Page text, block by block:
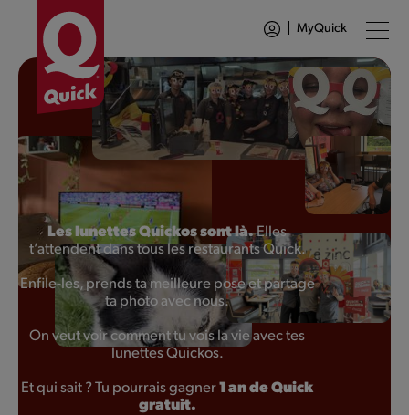
MyQuick
Les lunettes Quickos sont là.Elles
t’attendent dans tous les restaurants Quick.
Enfile-les, prends ta meilleure pose et partage
ta photo avec nous.
On veut voir comment tu vois la vie avec tes
lunettes Quickos.
Et qui sait ? Tu pourrais gagner1 an de Quick
gratuit.